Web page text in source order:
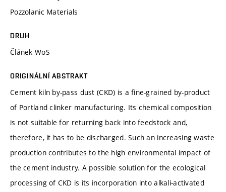
Pozzolanic Materials
DRUH
Článek WoS
ORIGINÁLNÍ ABSTRAKT
Cement kiln by-pass dust (CKD) is a fine-grained by-product
of Portland clinker manufacturing. Its chemical composition
is not suitable for returning back into feedstock and,
therefore, it has to be discharged. Such an increasing waste
production contributes to the high environmental impact of
the cement industry. A possible solution for the ecological
processing of CKD is its incorporation into alkali-activated